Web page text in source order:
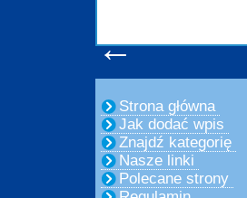
←
Strona główna
Jak dodać wpis
Znajdź kategorię
Nasze linki
Polecane strony